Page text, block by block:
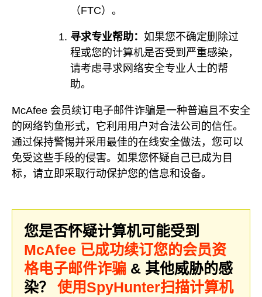
（FTC）。
寻求专业帮助： 如果您不确定删除过
程或您的计算机是否受到严重感染，
请考虑寻求网络安全专业人士的帮
助。
McAfee 会员续订电子邮件诈骗是一种普遍且不安全
的网络钓鱼形式，它利用用户对合法公司的信任。
通过保持警惕并采用最佳的在线安全做法，您可以
免受这些手段的侵害。如果您怀疑自己已成为目
标，请立即采取行动保护您的信息和设备。
您是否怀疑计算机可能受到
McAfee 已成功续订您的会员资
格电子邮件诈骗 & 其他威胁的感
染？ 使用SpyHunter扫描计算机